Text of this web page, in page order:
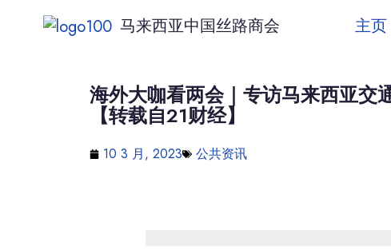
马来西亚中国丝路商会 主页
海外大咖看两会｜专访马来西亚交
【转载自21财经】
10 3 月, 2023 公共资讯